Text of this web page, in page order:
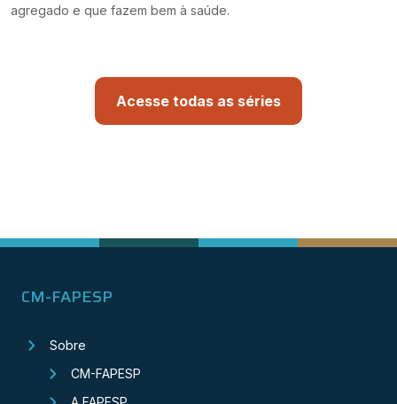
agregado e que fazem bem à saúde.
Acesse todas as séries
CM-FAPESP
Sobre
CM-FAPESP